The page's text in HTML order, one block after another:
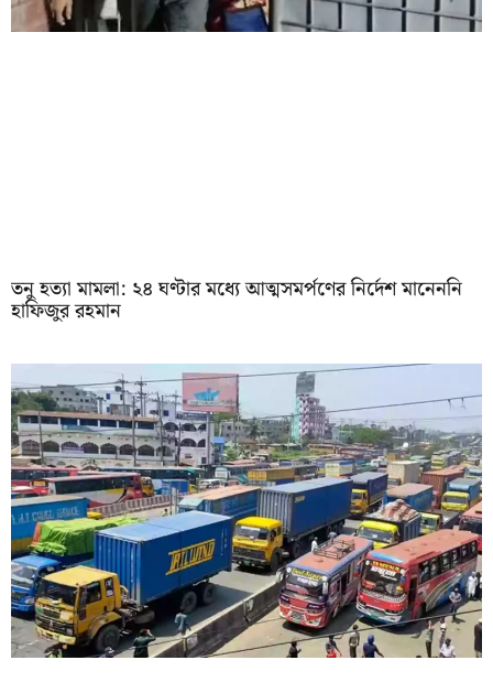
তনু হত্যা মামলা: ২৪ ঘণ্টার মধ্যে আত্মসমর্পণের নির্দেশ মানেননি
হাফিজুর রহমান